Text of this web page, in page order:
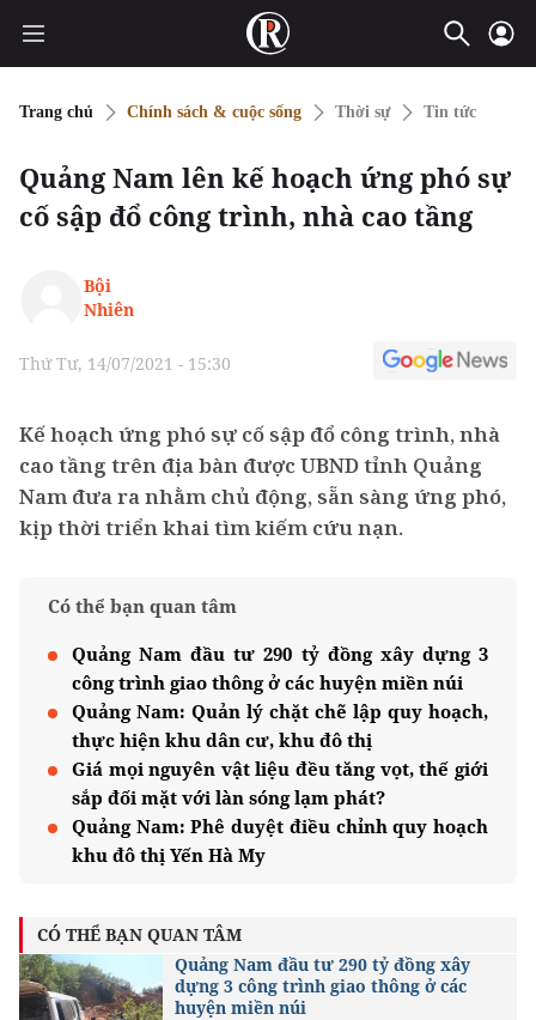
Trang chủ Chính sách & cuộc sống Thời sự Tin tức
Quảng Nam lên kế hoạch ứng phó sự
cố sập đổ công trình, nhà cao tầng
Bội
Nhiên
Thứ Tư, 14/07/2021 - 15:30
Kế hoạch ứng phó sự cố sập đổ công trình, nhà
cao tầng trên địa bàn được UBND tỉnh Quảng
Nam đưa ra nhằm chủ động, sẵn sàng ứng phó,
kịp thời triển khai tìm kiếm cứu nạn.
Có thể bạn quan tâm
Quảng Nam đầu tư 290 tỷ đồng xây dựng 3
công trình giao thông ở các huyện miền núi
Quảng Nam: Quản lý chặt chẽ lập quy hoạch,
thực hiện khu dân cư, khu đô thị
Giá mọi nguyên vật liệu đều tăng vọt, thế giới
sắp đối mặt với làn sóng lạm phát?
Quảng Nam: Phê duyệt điều chỉnh quy hoạch
khu đô thị Yến Hà My
CÓ THỂ BẠN QUAN TÂM
Quảng Nam đầu tư 290 tỷ đồng xây
dựng 3 công trình giao thông ở các
huyện miền núi